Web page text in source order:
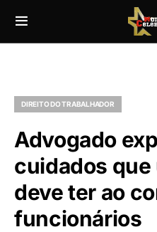
DIREITO DO TRABALHADOR
Advogado
cuidados que
deve ter ao
funcionários